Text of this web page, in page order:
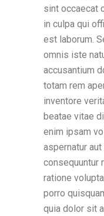
sint occaecat
in culpa qui
est laborum.
omnis iste
accusantium
totam rem
inventore
beatae vitae
enim ipsam
aspernatur
consequuntur
ratione
porro
quia dolor sit